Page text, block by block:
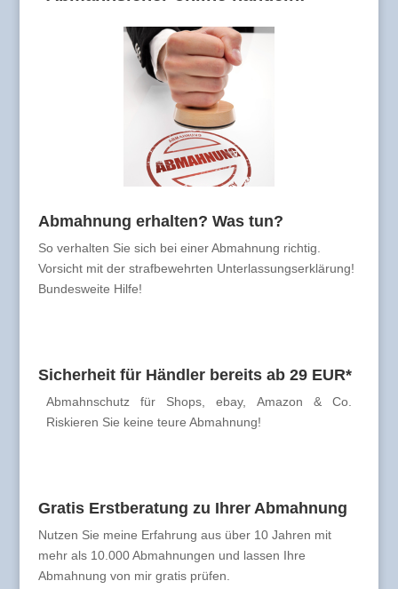
Abmahnung erhalten? Was tun?
So verhalten Sie sich bei einer Abmahnung richtig.
Vorsicht mit der strafbewehrten Unterlassungserklärung!
Bundesweite Hilfe!
Sicherheit für Händler bereits ab 29 EUR*
Abmahnschutz für Shops, ebay, Amazon & Co.
Riskieren Sie keine teure Abmahnung!
Gratis Erstberatung zu Ihrer Abmahnung
Nutzen Sie meine Erfahrung aus über 10 Jahren mit
mehr als 10.000 Abmahnungen und lassen Ihre
Abmahnung von mir gratis prüfen.